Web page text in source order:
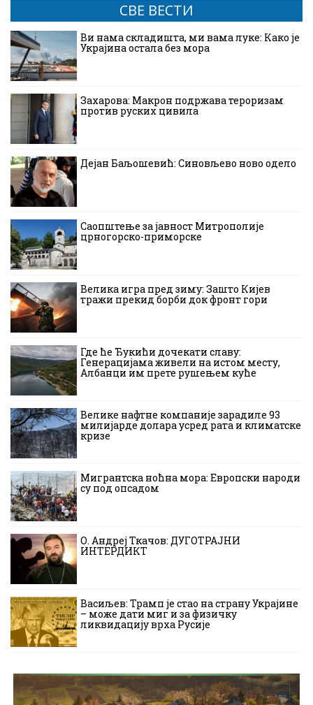
СВЕ ВЕСТИ
Ви нама складишта, ми вама луке: Како је
Украјина остала без мора
Захарова: Макрон подржава тероризам
против руских цивила
Дејан Баљошевић: Синовљево ново одело
Саопштење за јавност Митрополије
црногорско-приморске
Велика игра пред зиму: Зашто Кијев
тражи прекид борби док фронт гори
Где ће Ђукићи дочекати славу:
Генерацијама живели на истом месту,
Албанци им прете рушењем куће
Велике нафтне компаније зарадиле 93
милијарде долара усред рата и климатске
кризе
Мигрантска ноћна мора: Европски народи
су под опсадом
О. Андреј Ткачов: ДУГОТРАЈНИ
ИНТЕРДИКТ
Васиљев: Трамп је стао на страну Украјине
– може дати миг и за физичку
ликвидацију врха Русије